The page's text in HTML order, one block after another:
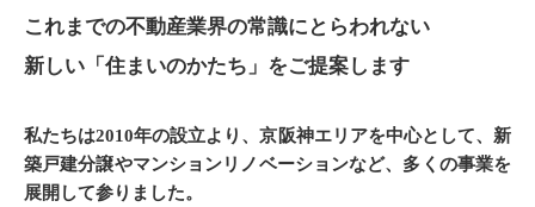
これまでの不動産業界の常識にとらわれない
新しい「住まいのかたち」をご提案します
私たちは2010年の設立より、京阪神エリアを中心として、新
築戸建分譲やマンションリノベーションなど、多くの事業を
展開して参りました。